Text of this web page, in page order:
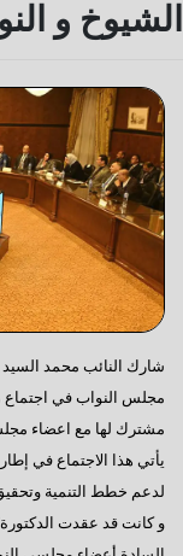
الشيوخ و
شارك النائب محمد
مجلس النواب في اجتماع
مشترك لها مع اعضاء
يأتي هذا الاجتماع في
لدعم خطط التنمية
و كانت قد عقدت